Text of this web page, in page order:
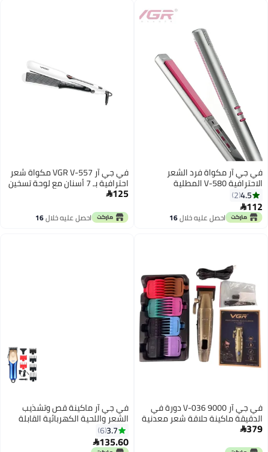
في جي آر مكواة فرد الشعر
الاحترافية V-580 المطلية
بالسيراميك مع تقنية الحرارة
(رمادي، وردي)
4.5
2
112
احصل عليه خلال16
في جي آر VGR V-557 مكواة شعر
احترافية بـ 7 أسنان مع لوحة تسخين
سريعة بتقنية السيراميك وحرارة
درجة حرارة قابلة للتعديل وشاشة
LED وكابل دوار 360°
125
احصل عليه خلال16
في جي آر V-036 9000 دورة في
الدقيقة ماكينة حلاقة شعر معدنية
قابلة لإعادة الشحن للرجال
379
في جي آر ماكينة قص وتشذيب
الشعر واللحية الكهربائية القابلة
أزرق
3.7
6
135.60